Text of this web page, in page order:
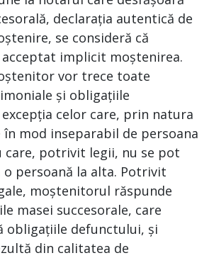
declarația autentică de
se consideră că
implicit moștenirea.
vor trece toate
și obligațiile
celor care, prin natura
mod inseparabil de persoana
care, potrivit legii, nu se pot
persoană la alta. Potrivit
moștenitorul răspunde
masei succesorale, care
obligațiile defunctului, și
din calitatea de